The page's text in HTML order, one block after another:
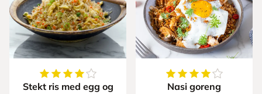
4.224489795918367
stjerner
Stekt ris med egg og
4.5av5 stjerner
Nasi goreng